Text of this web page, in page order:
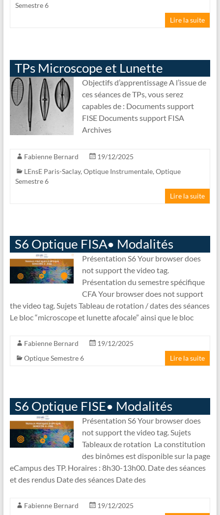
Semestre 6
Lire la suite
TPs Microscope et Lunette
Objectifs d’apprentissage A l’issue de
ces séances de TPs, vous serez
capables de : Documents support
FISE Documents support FISA
Archives
Fabienne Bernard
19/12/2025
LEnsE Paris-Saclay, Optique Instrumentale, Optique
Semestre 6
Lire la suite
S6 Optique FISA• Modalités
Présentation S6 Your browser does
not support the video tag.
Présentation du semestre spécifique
CFA Your browser does not support
the video tag. Sujets Tableau de rotation / dates des séances
Le bloc “microscope et lunette afocale” ainsi que le bloc
Fabienne Bernard
19/12/2025
Optique Semestre 6
Lire la suite
S6 Optique FISE• Modalités
Présentation S6 Your browser does
not support the video tag. Sujets
Tableaux de rotation La constitution
des binômes est disponible sur la page
eCampus des TP. Horaires : 8h30-13h00. Date des séances
et des rendus Date des séances Date des
Fabienne Bernard
19/12/2025